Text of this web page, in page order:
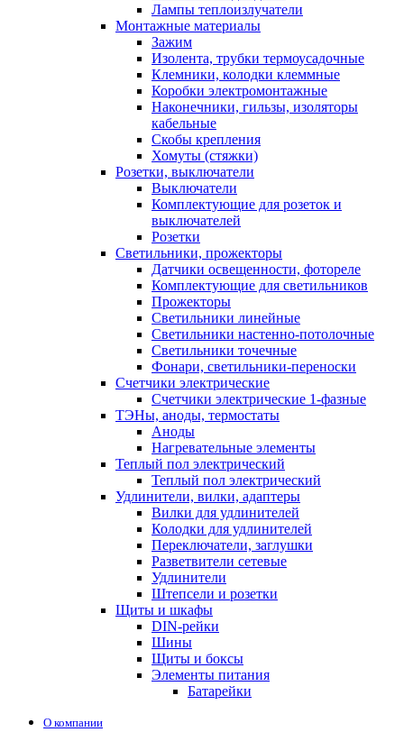
Лампы теплоизлучатели
Монтажные материалы
Зажим
Изолента, трубки термоусадочные
Клемники, колодки клеммные
Коробки электромонтажные
Наконечники, гильзы, изоляторы
кабельные
Скобы крепления
Хомуты (стяжки)
Розетки, выключатели
Выключатели
Комплектующие для розеток и
выключателей
Розетки
Светильники, прожекторы
Датчики освещенности, фотореле
Комплектующие для светильников
Прожекторы
Светильники линейные
Светильники настенно-потолочные
Светильники точечные
Фонари, светильники-переноски
Счетчики электрические
Счетчики электрические 1-фазные
ТЭНы, аноды, термостаты
Аноды
Нагревательные элементы
Теплый пол электрический
Теплый пол электрический
Удлинители, вилки, адаптеры
Вилки для удлинителей
Колодки для удлинителей
Переключатели, заглушки
Разветвители сетевые
Удлинители
Штепсели и розетки
Щиты и шкафы
DIN-рейки
Шины
Щиты и боксы
Элементы питания
Батарейки
О компании